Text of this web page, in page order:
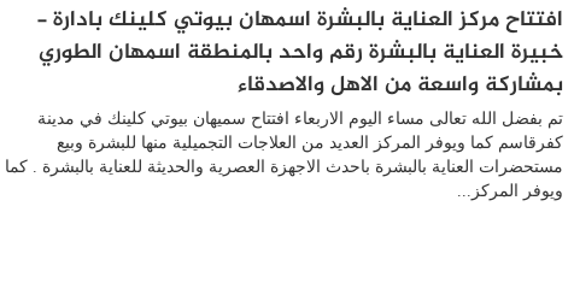
افتتاح مركز العناية بالبشرة اسمهان بيوتي كلينك بادارة -
خبيرة العناية بالبشرة رقم واحد بالمنطقة اسمهان الطوري
بمشاركة واسعة من الاهل والاصدقاء
تم بفضل الله تعالى مساء اليوم الاربعاء افتتاح سميهان بيوتي كلينك في مدينة
كفرقاسم كما ويوفر المركز العديد من العلاجات التجميلية منها للبشرة وبيع
مستحضرات العناية بالبشرة باحدث الاجهزة العصرية والحديثة للعناية بالبشرة . كما
ويوفر المركز...